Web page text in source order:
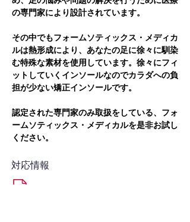
の専門家により設計されています。
その中でもフォームソティックス・メディカ
ルは熱形成により、あなたの足に徐々に馴染
む特殊な素材を使用しています。徐々にフィ
ットしていくインソールなのでカラダへの負
担が少ない矯正インソールです。
認定された専門家のみ取扱をしている、フォ
ームソティックス・メディカルを是非お試し
ください。
対応情報